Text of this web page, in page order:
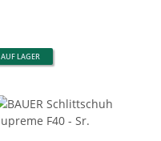
AUF LAGER